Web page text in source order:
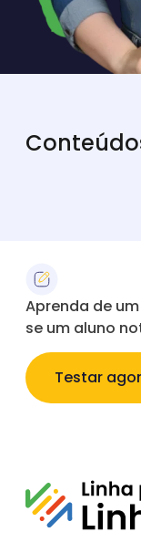
Aprenda de
se um aluno
Testar